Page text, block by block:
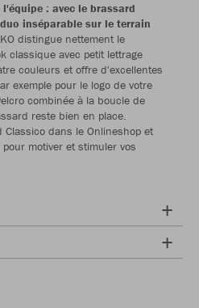
: avec le brassard
inséparable sur le terrain
distingue nettement le
classique avec petit lettrage
couleurs et offre d'excellentes
exemple pour le logo de votre
combinée à la boucle de
reste bien en place.
Classico dans le Onlineshop et
motiver et stimuler vos